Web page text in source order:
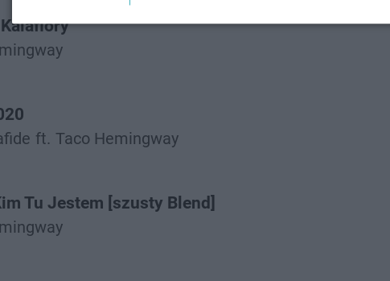
ft. Taco Hemingway
Tu Jestem [szusty Blend]